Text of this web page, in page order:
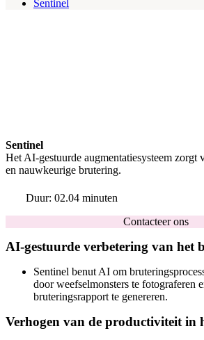
Sentinel
Sentinel
Het AI-gestuurde augmentatiesysteem zorgt
en nauwkeurige brutering.
Duur: 02.04 minuten
Contacteer ons
AI-gestuurde verbetering van het
Sentinel benut AI om
door weefselmonsters te fotograferen
bruteringsrapport te genereren.
Verhogen van de productiviteit in